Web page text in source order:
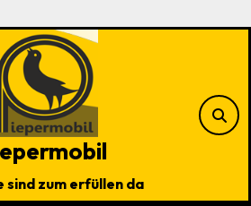
sind zum erfüllen da